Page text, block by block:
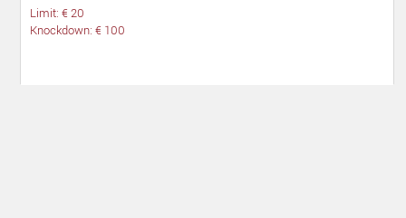
Limit: € 20
Knockdown: € 100